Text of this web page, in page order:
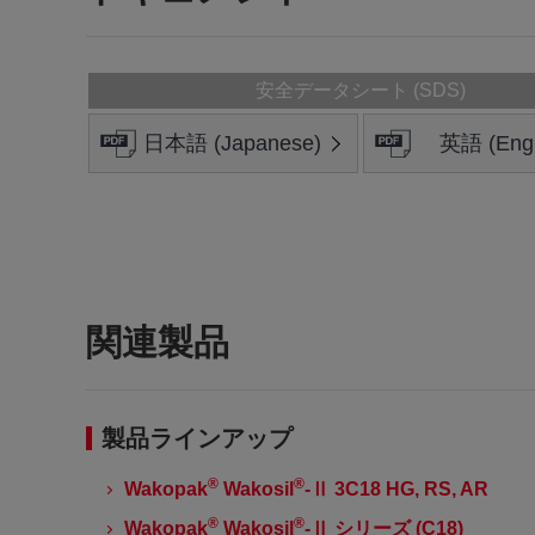
安全データシート (SDS)
日本語 (Japanese) 英語
関連製品
製品ラインアップ
Wakopak® Wakosil ®-Ⅱ 3C18 HG, RS, AR
Wakopak® Wakosil ®-Ⅱ シリーズ (C18)